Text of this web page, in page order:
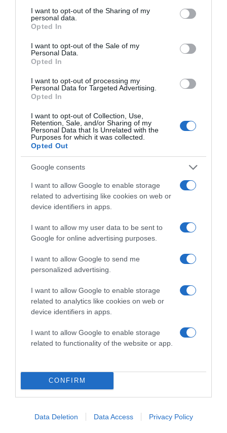
not limited to your visit or usage behaviour. You may click to
grant or deny consent to Google and its third-party tags to
use your data for below specified purposes in below Google
consent section.
I want to opt-out of the Sharing of my
personal data.
Opted In
I want to opt-out of the Sale of my
Personal Data.
Opted In
I want to opt-out of processing my
Personal Data for Targeted Advertising.
Opted In
I want to opt-out of Collection, Use,
Retention, Sale, and/or Sharing of my
Personal Data that Is Unrelated with the
Purposes for which it was collected.
Opted Out
Google consents
I want to allow Google to enable storage
related to advertising like cookies on web or
device identifiers in apps.
I want to allow my user data to be sent to
Google for online advertising purposes.
I want to allow Google to send me
personalized advertising.
I want to allow Google to enable storage
related to analytics like cookies on web or
device identifiers in apps.
I want to allow Google to enable storage
related to functionality of the website or app.
CONFIRM
Data Deletion Data Access Privacy Policy
beszakadni, illetve kettéválni.
Mi segít még töredezett körmök esetén?
Egy bizonyos mértékig különféle házi praktikák is
segíthetnek. Ide soroljuk például az olíva- és a
olajjal a körmöket és a körömágybőrt. Ezáltal
nedvességgel látod el mindkettőt, így azok ellenállóbbá
válnak.
Vegyél elő egy kis tálat, engedj bele némi meleg vizet,
tegyél bele pár teáskanál citromlevet, majd pár percig
áztasd benne a körmeidet. Ennek helyreállító és
Pinterest
Címkék: egészség, szépség
Korábbi bejegyzések Következő bejegyzés